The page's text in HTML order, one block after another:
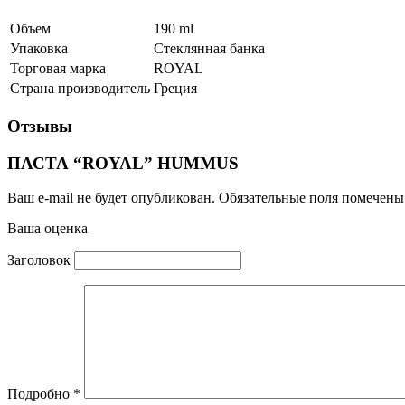
Объем 190 ml
Упаковка
Стеклянная банка
Торговая марка
ROYAL
Страна производитель Греция
Отзывы
ПАСТА “ROYAL” HUMMUS
Ваш e-mail не будет опубликован. Обязательные поля
Ваша оценка
Заголовок
Подробно *